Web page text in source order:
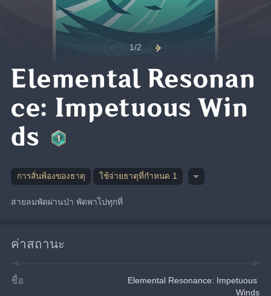
1/2
Elemental Resonan
ce: Impetuous Win
ds
การสั่นพ้องของธาตุ ใช้จ่ายธาตุที่กำหนด 1
สายลมพัดผ่านป่า พัดพาไปทุกที่
ค่าสถานะ
ชื่อ
Elemental Resonance: Impetuous
Winds